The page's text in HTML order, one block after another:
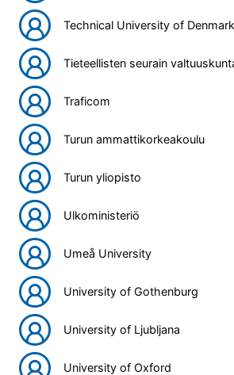
Technical University of
Tieteellisten seurain
Traficom
Turun ammattikorkeakoulu
Turun yliopisto
Ulkoministeriö
Umeå University
University of Gothenburg
University of Ljubljana
University of Oxford